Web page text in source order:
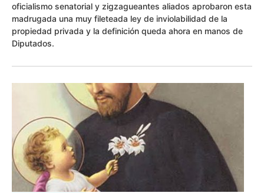
oficialismo senatorial y zigzagueantes aliados aprobaron esta
madrugada una muy fileteada ley de inviolabilidad de la
propiedad privada y la definición queda ahora en manos de
Diputados.